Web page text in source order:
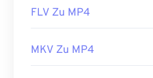
4.html
FLV Zu MP4
MKV Zu MP4